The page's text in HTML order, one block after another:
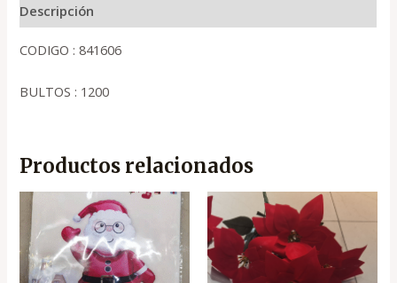
Descripción
CODIGO : 841606
BULTOS : 1200
Productos relacionados
precio
original
era:
.
₡1,450
El
precio
actual
es:
.
₡1,000
precio
original
era:
.
₡825
El
precio
actual
es:
.
₡550